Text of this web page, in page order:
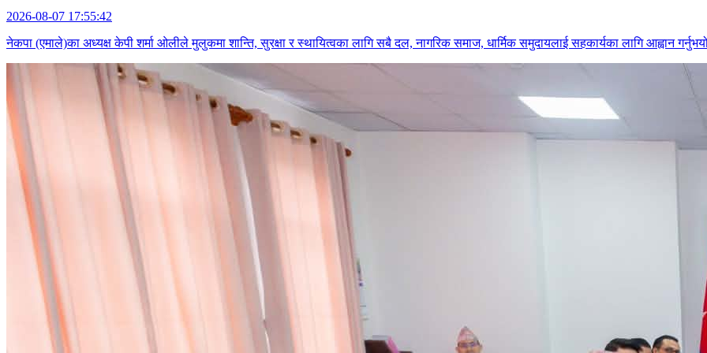
2026-08-07 17:55:42
नेकपा (एमाले)का अध्यक्ष केपी शर्मा ओलीले मुलुकमा शान्ति, सुरक्षा र स्थायित्वका लागि सबै दल, नागरिक समाज, धार्मिक समुदायलाई सहकार्यका लागि आह्वान